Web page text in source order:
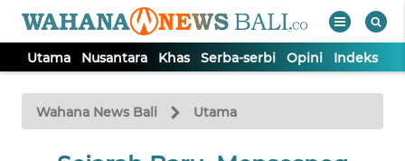
Utama Nusantara Khas Serba-serbi Opini Indeks
Wahana News Bali Utama
TV
Tutup